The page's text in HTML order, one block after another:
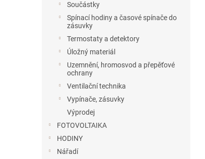
Součástky
Spínací hodiny a časové spínače do
zásuvky
Termostaty a detektory
Úložný materiál
Uzemnění, hromosvod a přepěťové
ochrany
Ventilační technika
Vypínače, zásuvky
Výprodej
FOTOVOLTAIKA
HODINY
Nářadí